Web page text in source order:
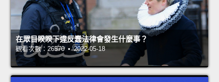
在眾目睽睽下違反蠢法律會發生什麼事？
觀看次數：26570 • 2022-05-18